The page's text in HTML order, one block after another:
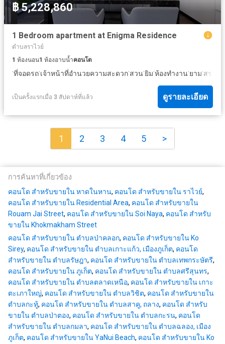
฿ 5,228,860
1 Bedroom apartment at Enigma Residence
ตำบลราไวย์
1 ห้องนอน1 ห้องอาบน้ำคอนโด
·ที่จอดรถ·เจ้าหน้าที่อำนวยความสะดวก·สวน·ยิม·ห้องทำงาน·ยาม·สระว่
เป็นครั้งแรกเมื่อ 3 สัปดาห์ที่แล้ว ดูรายละเอียด
1 2 3 4 5 >
การค้นหาที่เกี่ยวข้อง
คอนโด สำหรับขายใน หาดในหาน, คอนโด สำหรับขายใน ราไวย์,
คอนโด สำหรับขายใน Residential Area, คอนโด สำหรับขายใน
Rouam Jai Street, คอนโด สำหรับขายใน Soi Naya, คอนโด สำหรับ
ขายใน Khokmakham Street
คอนโด สำหรับขายใน ตำบลป่าคลอก, คอนโด สำหรับขายใน Ko
Sirey, คอนโด สำหรับขายใน ตำบลเกาะแก้ว, เมืองภูเก็ต, คอนโด
สำหรับขายใน ตำบลรัษฎา, คอนโด สำหรับขายใน ตำบลเทพกระษัตรี,
คอนโด สำหรับขายใน ภูเก็ต, คอนโด สำหรับขายใน ตำบลศรีสุนทร,
คอนโด สำหรับขายใน ตำบลตลาดเหนือ, คอนโด สำหรับขายใน เกาะ
ตะเภาใหญ่, คอนโด สำหรับขายใน ตำบลวิชิต, คอนโด สำหรับขายใน
ตำบลกะทู้, คอนโด สำหรับขายใน ตำบลสาคู, ถลาง, คอนโด สำหรับ
ขายใน ตำบลป่าตอง, คอนโด สำหรับขายใน ตำบลกะรน, คอนโด
สำหรับขายใน ตำบลกมลา, คอนโด สำหรับขายใน ตำบลฉลอง, เมือง
ภูเก็ต, คอนโด สำหรับขายใน YaNui Beach, คอนโด สำหรับขายใน Ko